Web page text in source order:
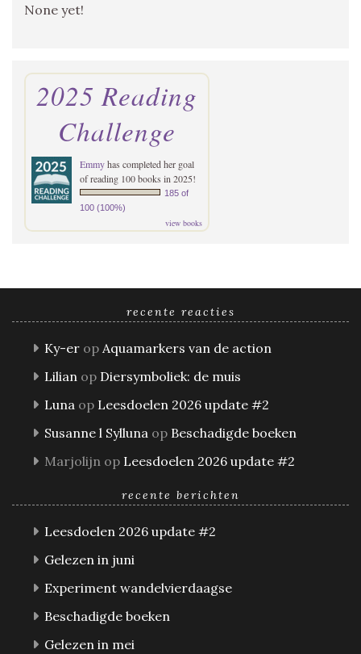
None yet!
2025 Reading
Challenge
Emmyhas completed her goal
of reading 100 books in 2025!
185 of
100 (100%)
view books
recente reacties
Ky-er op Aquamarkers van de action
Lilian op Diersymboliek: de muis
Luna op Leesdoelen 2026 update #2
Susanne l Sylluna op Beschadigde boeken
Marjolijn op Leesdoelen 2026 update #2
recente berichten
Leesdoelen 2026 update #2
Gelezen in juni
Experiment wandelvierdaagse
Beschadigde boeken
Gelezen in mei